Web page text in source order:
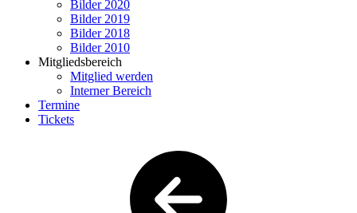
Bilder 2020
Bilder 2019
Bilder 2018
Bilder 2010
Mitgliedsbereich
Mitglied werden
Interner Bereich
Termine
Tickets